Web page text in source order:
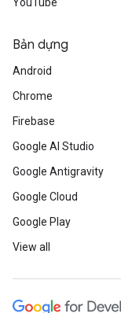
Bản dựng
Android
Chrome
Firebase
Google AI Studio
Google Antigravity
Google Cloud
Google Play
View all